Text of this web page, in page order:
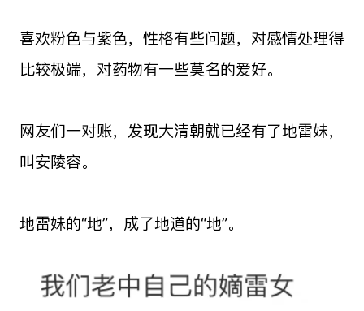
喜欢粉色与紫色，性格有些问题，对感情处理得
比较极端，对药物有一些莫名的爱好。
网友们一对账，发现大清朝就已经有了地雷妹，
叫安陵容。
地雷妹的“地”，成了地道的“地”。